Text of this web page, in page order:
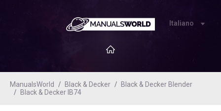
Italiano
ManualsWorld Black & Decker
Black & Decker Blender
Black & Decker IB74